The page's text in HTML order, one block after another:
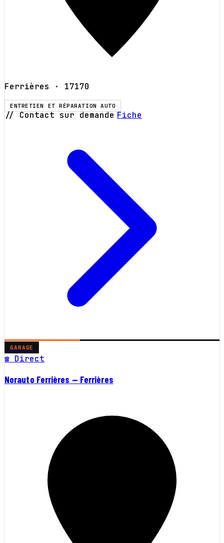
Ferrières · 17170
ENTRETIEN ET RÉPARATION AUTO
// Contact sur demande Fiche
GARAGE
☎ Direct
Norauto Ferrières — Ferrières